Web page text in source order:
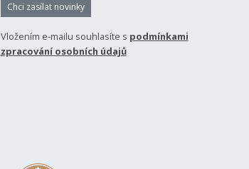
Chci zasílat novinky
Vložením e-mailu souhlasíte s podmínkami
zpracování osobních údajů